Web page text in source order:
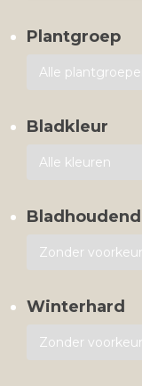
Plantgroep
Bladkleur
Bladhoudend
Winterhard